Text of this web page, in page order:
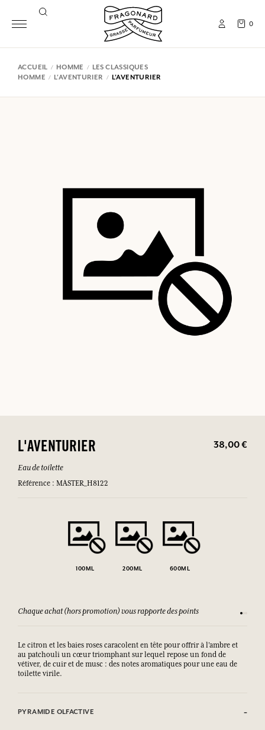
0
ACCUEIL HOMME
LES CLASSIQUES
HOMME
L'AVENTURIER L'AVENTURIER
L'AVENTURIER 38,00 €
Eau de toilette
Référence : MASTER_H8122
100ML 200ML 600ML
Chaque achat (hors promotion) vous rapporte des points
Le citron et les baies roses caracolent en tête pour offrir à l’ambre et
au patchouli un cœur triomphant sur lequel repose un fond de
vétiver, de cuir et de musc : des notes aromatiques pour une eau de
toilette virile.
PYRAMIDE OLFACTIVE